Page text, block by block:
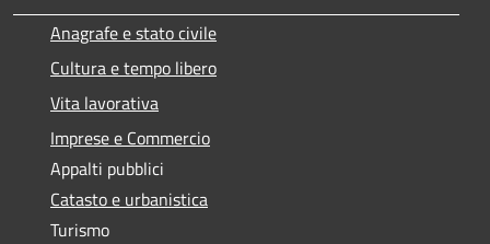
Anagrafe e stato civile
Cultura e tempo libero
Vita lavorativa
Imprese e Commercio
Appalti pubblici
Catasto e urbanistica
Turismo